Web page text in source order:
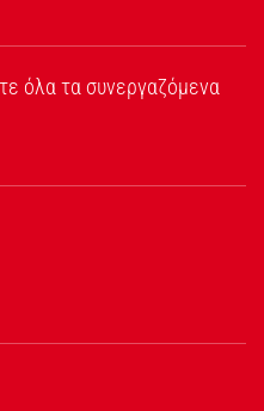
όλα τα συνεργαζόμενα